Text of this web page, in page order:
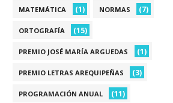
MATEMÁTICA (1) NORMAS (7)
ORTOGRAFÍA (15)
PREMIO JOSÉ MARÍA ARGUEDAS (1)
PREMIO LETRAS AREQUIPEÑAS (3)
PROGRAMACIÓN ANUAL (11)